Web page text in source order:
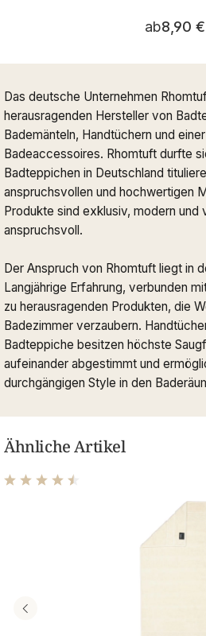
ab8,90 €
Das deutsche Unternehmen
herausragenden Hersteller von
Bademänteln, Handtüchern und
Badeaccessoires. Rhomtuft durfte
Badteppichen in Deutschland
anspruchsvollen und hochwertigen
Produkte sind exklusiv, modern
anspruchsvoll.
Der Anspruch von Rhomtuft liegt in
Langjährige Erfahrung, verbunden
zu herausragenden Produkten, die
Badezimmer verzaubern.
Badteppiche besitzen höchste
aufeinander abgestimmt und
durchgängigen Style in den
Ähnliche Artikel
Durchschnittliche Bewertung